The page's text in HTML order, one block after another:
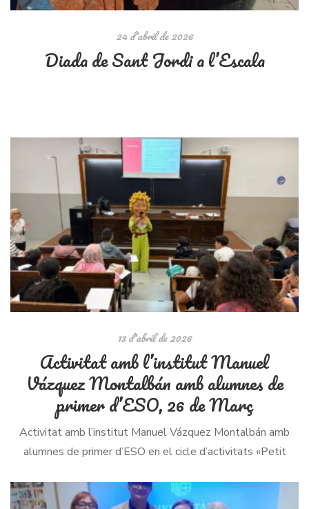
24 d'abril de 2026
Diada de Sant Jordi a l’Escala
13 d'abril de 2026
Activitat amb l’institut Manuel
Vázquez Montalbán amb alumnes de
primer d’ESO, 26 de Març
Activitat amb l’institut Manuel Vázquez Montalbán amb
alumnes de primer d’ESO en el cicle d’activitats «Petit
espai a les escoles i seguir […]